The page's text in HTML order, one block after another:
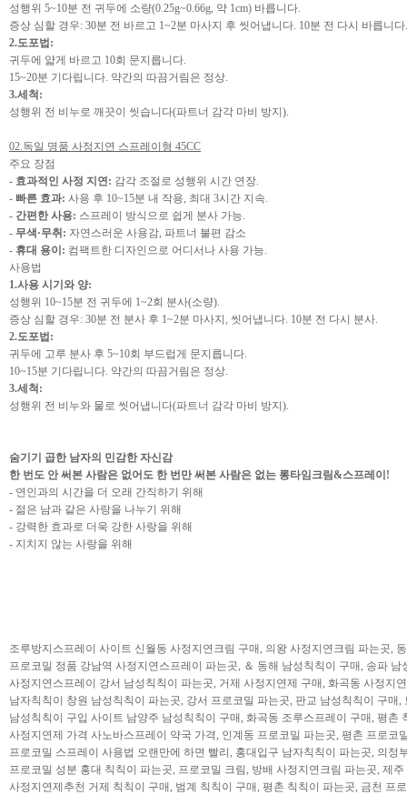
성행위 5~10분 전 귀두에 소량(0.25g~0.66g, 약 1cm) 바릅니다.
증상 심할 경우: 30분 전 바르고 1~2분 마사지 후 씻어냅니다. 10분 전 다시 바릅니다.
2.도포법:
귀두에 얇게 바르고 10회 문지릅니다.
15~20분 기다립니다. 약간의 따끔거림은 정상.
3.세척:
성행위 전 비누로 깨끗이 씻습니다(파트너 감각 마비 방지).
02.독일 명품 사정지연 스프레이형 45CC
주요 장점
- 효과적인 사정 지연: 감각 조절로 성행위 시간 연장.
- 빠른 효과: 사용 후 10~15분 내 작용, 최대 3시간 지속.
- 간편한 사용: 스프레이 방식으로 쉽게 분사 가능.
- 무색·무취: 자연스러운 사용감, 파트너 불편 감소
- 휴대 용이: 컴팩트한 디자인으로 어디서나 사용 가능.
사용법
1.사용 시기와 양:
성행위 10~15분 전 귀두에 1~2회 분사(소량).
증상 심할 경우: 30분 전 분사 후 1~2분 마사지, 씻어냅니다. 10분 전 다시 분사.
2.도포법:
귀두에 고루 분사 후 5~10회 부드럽게 문지릅니다.
10~15분 기다립니다. 약간의 따끔거림은 정상.
3.세척:
성행위 전 비누와 물로 씻어냅니다(파트너 감각 마비 방지).
숨기기 곱한 남자의 민감한 자신감
한 번도 안 써본 사람은 없어도 한 번만 써본 사람은 없는 롱타임크림&스프레이!
- 연인과의 시간을 더 오래 간직하기 위해
- 젊은 남과 같은 사랑을 나누기 위해
- 강력한 효과로 더욱 강한 사랑을 위해
- 지치지 않는 사랑을 위해
조루방지스프레이 사이트 신월동 사정지연크림 구매, 의왕 사정지연크림 파는곳,
프로코밀 정품 강남역 사정지연스프레이 파는곳, ＆ 동해 남성칙칙이 구매, 송파
사정지연스프레이 강서 남성칙칙이 파는곳, 거제 사정지연제 구매, 화곡동 사정지
남자칙칙이 창원 남성칙칙이 파는곳, 강서 프로코밀 파는곳, 판교 남성칙칙이 구매,
남성칙칙이 구입 사이트 남양주 남성칙칙이 구매, 화곡동 조루스프레이 구매, 평촌
사정지연제 가격 사노바스프레이 약국 가격, 인계동 프로코밀 파는곳, 평촌 프로코
프로코밀 스프레이 사용법 오랜만에 하면 빨리, 홍대입구 남자칙칙이 파는곳, 의정
프로코밀 성분 홍대 칙칙이 파는곳, 프로코밀 크림, 방배 사정지연크림 파는곳, 제
사정지연제추천 거제 칙칙이 구매, 범계 칙칙이 구매, 평촌 칙칙이 파는곳, 금천 프